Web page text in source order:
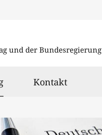
und der Bundesregierung
ausgewählt
Kontakt